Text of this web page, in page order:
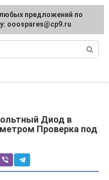
ремонт
Диод в
Проверка под
предложений по
ooospares@cp9.ru